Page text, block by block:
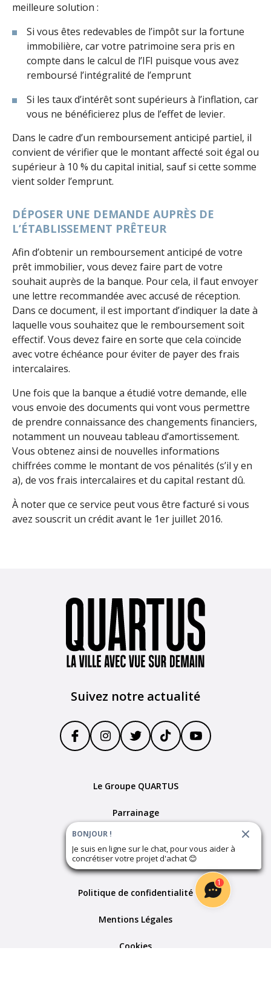
meilleure solution :
Si vous êtes redevables de l’impôt sur la fortune
immobilière, car votre patrimoine sera pris en
compte dans le calcul de l’IFI puisque vous avez
remboursé l’intégralité de l’emprunt
Si les taux d’intérêt sont supérieurs à l’inflation, car
vous ne bénéficierez plus de l’effet de levier.
Dans le cadre d’un remboursement anticipé partiel, il
convient de vérifier que le montant affecté soit égal ou
supérieur à 10 % du capital initial, sauf si cette somme
vient solder l’emprunt.
DÉPOSER UNE DEMANDE AUPRÈS DE
L’ÉTABLISSEMENT PRÊTEUR
Afin d’obtenir un remboursement anticipé de votre
prêt immobilier, vous devez faire part de votre
souhait auprès de la banque. Pour cela, il faut envoyer
une lettre recommandée avec accusé de réception.
Dans ce document, il est important d’indiquer la date à
laquelle vous souhaitez que le remboursement soit
effectif. Vous devez faire en sorte que cela coïncide
avec votre échéance pour éviter de payer des frais
intercalaires.
Une fois que la banque a étudié votre demande, elle
vous envoie des documents qui vont vous permettre
de prendre connaissance des changements financiers,
notamment un nouveau tableau d’amortissement.
Vous obtenez ainsi de nouvelles informations
chiffrées comme le montant de vos pénalités (s’il y en
a), de vos frais intercalaires et du capital restant dû.
À noter que ce service peut vous être facturé si vous
avez souscrit un crédit avant le 1er juillet 2016.
Suivez notre actualité
Le Groupe QUARTUS
Parrainage
Devenir partenaire
Plan du site
Politique de confidentialité
Mentions Légales
Cookies
1
BONJOUR !
Je suis en ligne sur le chat, pour vous aider à
concrétiser votre projet d'achat 😊